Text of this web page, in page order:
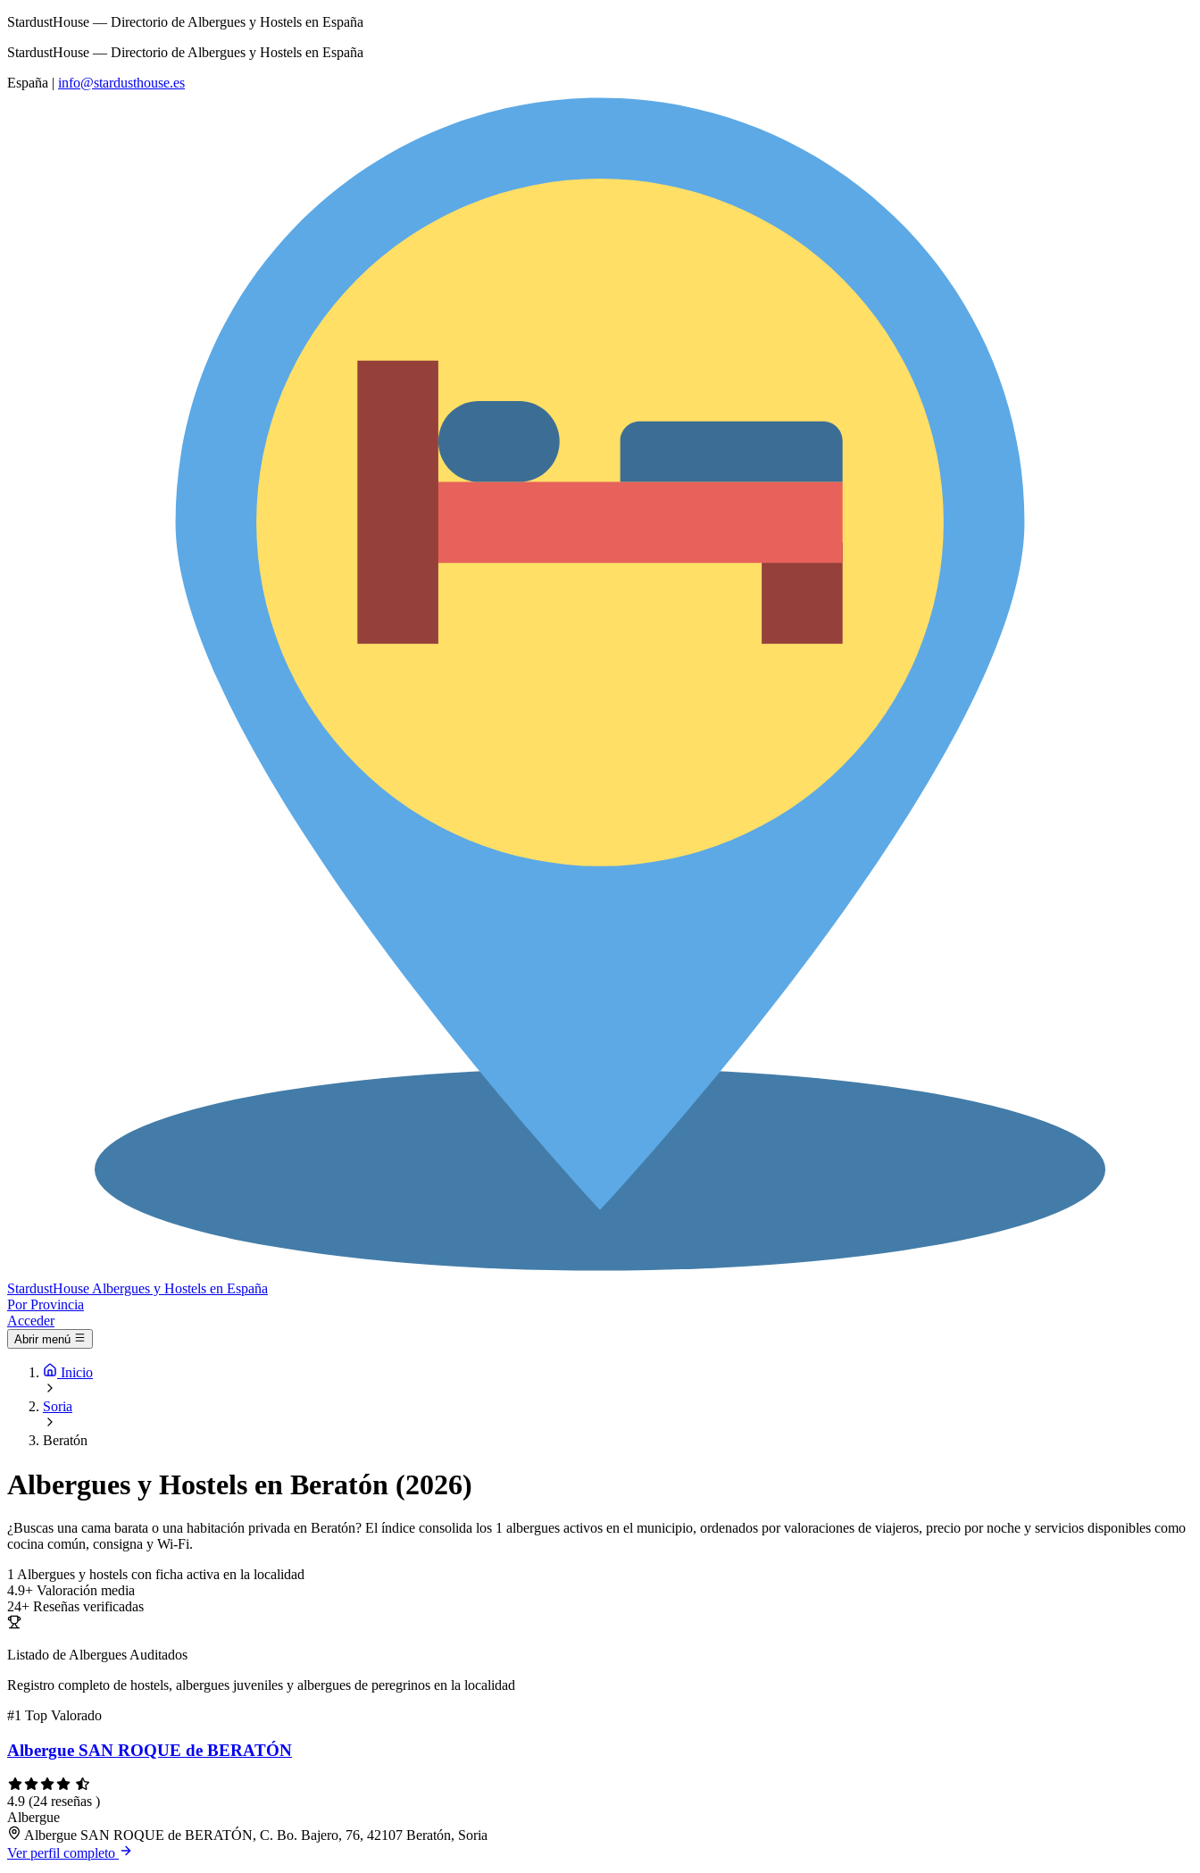
StardustHouse — Directorio de Albergues y Hostels en España
StardustHouse — Directorio de Albergues y Hostels en España
España | info@stardusthouse.es
StardustHouse Albergues y Hostels en España
Por Provincia
Acceder
Abrir menú
Inicio
Soria
Beratón
Albergues y Hostels en Beratón (2026)
¿Buscas una cama barata o una habitación privada en Beratón? El índice consolida los 1 albergues activos en el municipio, ordenados por valoraciones de viajeros, precio por noche y servicios disponibles como
cocina común, consigna y Wi-Fi.
1 Albergues y hostels con ficha activa en la localidad
4.9+ Valoración media
24+ Reseñas verificadas
Listado de Albergues Auditados
Registro completo de hostels, albergues juveniles y albergues de peregrinos en la localidad
#1 Top Valorado
Albergue SAN ROQUE de BERATÓN
4.9 (24 reseñas )
Albergue
Albergue SAN ROQUE de BERATÓN, C. Bo. Bajero, 76, 42107 Beratón, Soria
Ver perfil completo